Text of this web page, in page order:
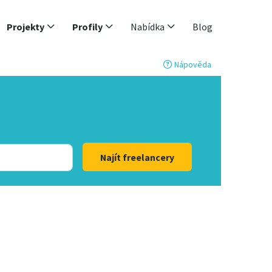
Projekty Profily Nabídka Blog
Nápověda
Najít freelancery